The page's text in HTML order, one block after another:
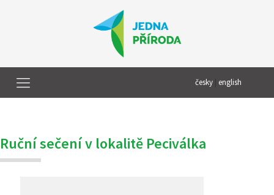
česky english
Ruční sečení v lokalitě Peciválka